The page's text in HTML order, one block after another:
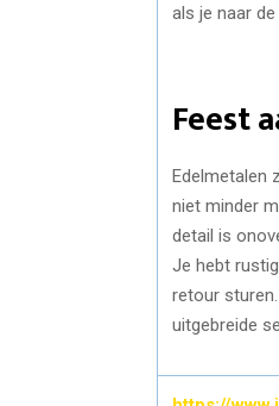
als je naar
Feest
Edelmetalen
niet minder
detail is
Je hebt
retour
uitgebreide